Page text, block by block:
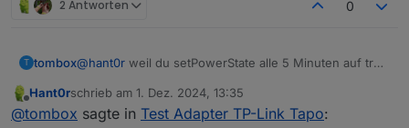
Ich verändere keine Farbe oder so. Ich habe von Tapo
tapo.0 2024-12-01 14:15:02.290	info
tapo.0 2024-12-01 14:10:02.309	info
tapo.0 2024-12-01 14:10:02.300	info
tapo.0 2024-12-01 14:05:02.296	info
2 Antworten 0
T tombox@hant0r weil du setPowerState alle 5 Minuten auf true
Offline
Hant0rschrieb am 1. Dez. 2024, 13:35
zuletzt editiert von
@tombox sagte in Test Adapter TP-Link Tapo: